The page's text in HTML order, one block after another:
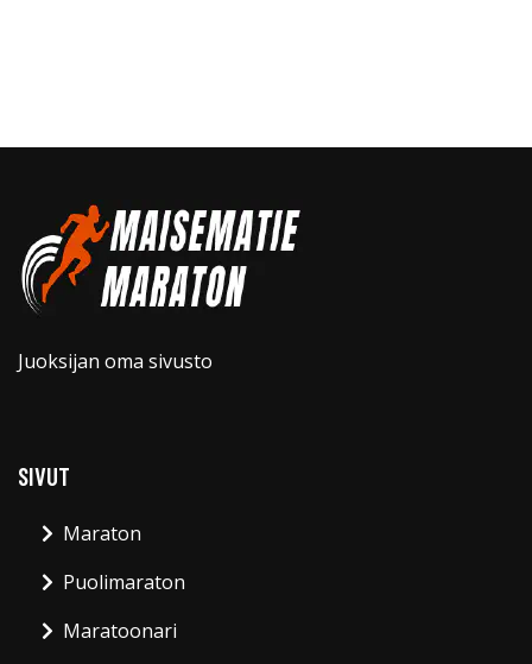
Juoksijan oma sivusto
SIVUT
Maraton
Puolimaraton
Maratoonari